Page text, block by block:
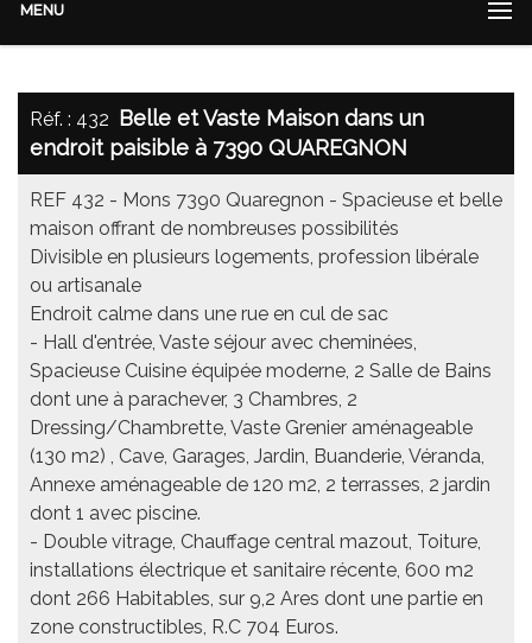
MENU
Réf. : 432 Belle et Vaste Maison dans un
endroit paisible à 7390 QUAREGNON
REF 432 - Mons 7390 Quaregnon - Spacieuse et belle
maison offrant de nombreuses possibilités
Divisible en plusieurs logements, profession libérale
ou artisanale
Endroit calme dans une rue en cul de sac
- Hall d'entrée, Vaste séjour avec cheminées,
Spacieuse Cuisine équipée moderne, 2 Salle de Bains
dont une à parachever, 3 Chambres, 2
Dressing/Chambrette, Vaste Grenier aménageable
(130 m2) , Cave, Garages, Jardin, Buanderie, Véranda,
Annexe aménageable de 120 m2, 2 terrasses, 2 jardin
dont 1 avec piscine.
- Double vitrage, Chauffage central mazout, Toiture,
installations électrique et sanitaire récente, 600 m2
dont 266 Habitables, sur 9,2 Ares dont une partie en
zone constructibles, R.C 704 Euros.